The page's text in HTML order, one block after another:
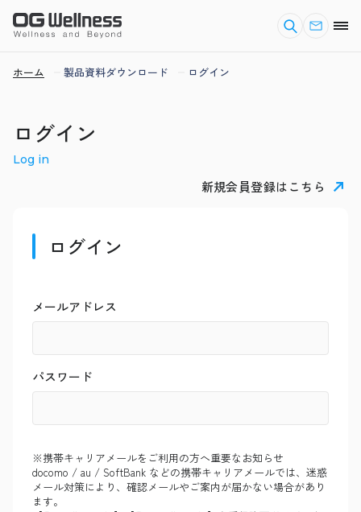
ホーム 製品資料ダウンロード ログイン
ログイン
Log in
新規会員登録はこちら
ログイン
メールアドレス
パスワード
※携帯キャリアメールをご利用の方へ重要なお知らせ
docomo / au / SoftBank などの携帯キャリアメールでは、迷惑
メール対策により、確認メールやご案内が届かない場合があり
ます。